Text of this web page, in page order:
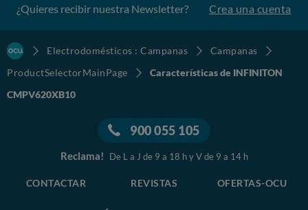
¿Quieres recibir nuestra Newsletter? Crea una cuenta
Electrodomésticos : Campanas
Campanas
ProductSelectorMainPage
Características de INFINITON
CMPV620XB10
900 055 105
Reclama! De L a J de 9 a 18 h y V de 9 a 14 h
CONTACTAR REVISTAS OFERTAS-OCU